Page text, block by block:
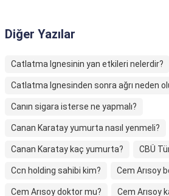
Diğer Yazılar
Catlatma Ignesinin yan etkileri nelerdir?
Catlatma Ignesinden sonra ağrı neden
Canın sigara isterse ne yapmalı?
Canan Karatay yumurta nasıl yenmeli?
Canan Karatay kaç yumurta? CBÜ
Ccn holding sahibi kim? Cem Arısoy
Cem Arısoy doktor mu? Cem Arısoy